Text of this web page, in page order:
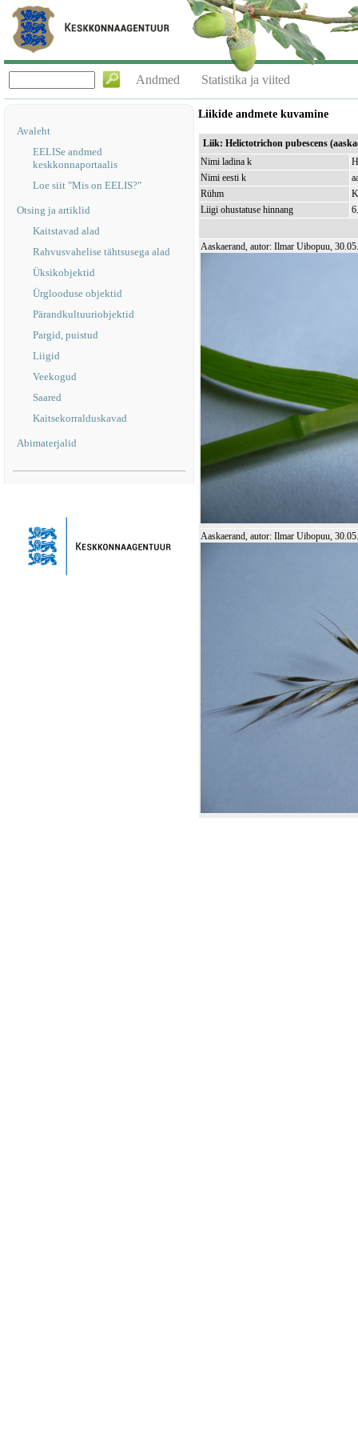
Andmed Statistika ja viited
Avaleht
EELISe andmed
keskkonnaportaalis
Loe siit "Mis on EELIS?"
Otsing ja artiklid
Kaitstavad alad
Rahvusvahelise tähtsusega alad
Üksikobjektid
Ürglooduse objektid
Pärandkultuuriobjektid
Pargid, puistud
Liigid
Veekogud
Saared
Kaitsekorralduskavad
Abimaterjalid
Liikide andmete kuvamine
Liik: Helictotrichon pubescens
Nimi ladina k
Nimi eesti k
Rühm
Liigi ohustatuse hinnang
Aaskaerand, autor: Ilmar Uibopuu,
Aaskaerand, autor: Ilmar Uibopuu,